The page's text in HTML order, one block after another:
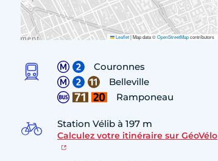
Leaflet|Map data ©OpenStreetMapcontributors
Couronnes
Belleville
Ramponeau
Station Vélib à 197 m
Calculez votre itinéraire sur GéoVélo